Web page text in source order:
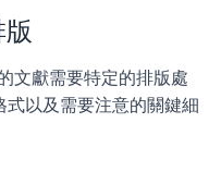
文獻需要特定的排版處
以及需要注意的關鍵細